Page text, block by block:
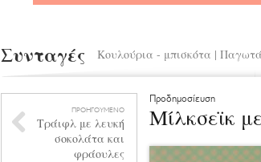
Συνταγές Κουλούρια - μπισκότα |
ΠΡΟΗΓΟΥΜΕΝΟ
Τράιφλ με λευκή
σοκολάτα και
φράουλες
Προδημοσίευση
Μίλκσεϊκ